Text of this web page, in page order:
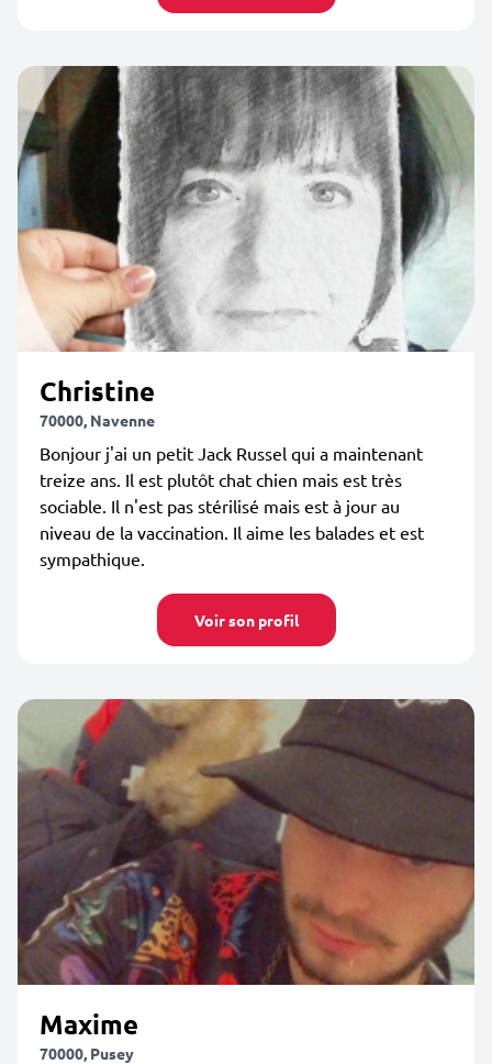
Christine
70000, Navenne
Bonjour j'ai un petit Jack Russel qui a maintenant
treize ans. Il est plutôt chat chien mais est très
sociable. Il n'est pas stérilisé mais est à jour au
niveau de la vaccination. Il aime les balades et est
sympathique.
Voir son profil
Maxime
70000, Pusey